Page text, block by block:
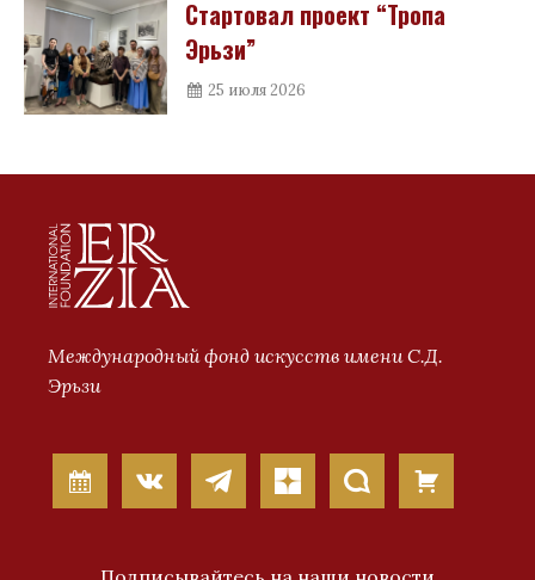
Стартовал проект “Тропа
Эрьзи”
25 июля 2026
Международный фонд искусств имени С.Д.
Эрьзи